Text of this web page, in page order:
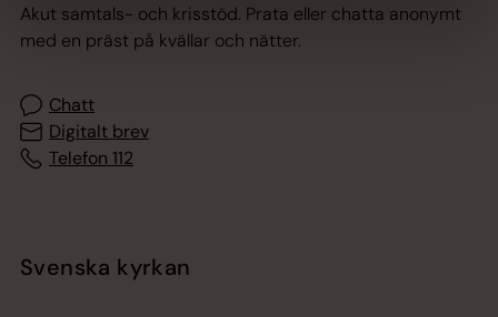
Akut samtals- och krisstöd. Prata eller chatta anonymt
med en präst på kvällar och nätter.
Chatt
Digitalt brev
Telefon 112
Svenska kyrkan